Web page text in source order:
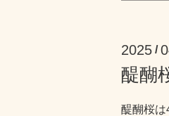
2025 /
醍醐
醍醐桜は